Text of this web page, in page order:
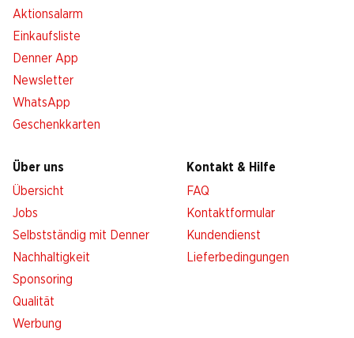
Aktionsalarm
Einkaufsliste
Denner App
Newsletter
WhatsApp
Geschenkkarten
Über uns
Übersicht
Jobs
Selbstständig mit Denner
Nachhaltigkeit
Sponsoring
Qualität
Werbung
Kontakt & Hilfe
FAQ
Kontaktformular
Kundendienst
Lieferbedingungen